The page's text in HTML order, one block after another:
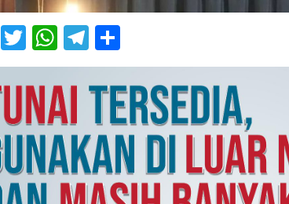
Facebook
Twitter
WhatsApp
Telegram